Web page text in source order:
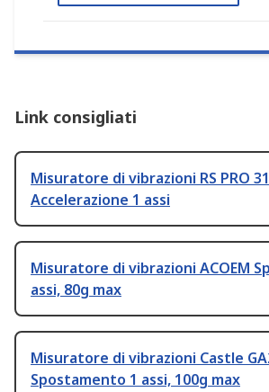
Link consigliati
Misuratore di vibrazioni RS PRO
Accelerazione 1 assi
Misuratore di vibrazioni ACOEM
assi, 80g max
Misuratore di vibrazioni Castle
Spostamento 1 assi, 100g max